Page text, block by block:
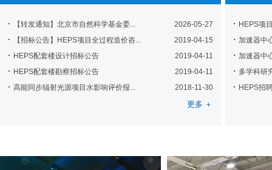
【转发通知】北京市自然科学基金委...
2026-05-27
【招标公告】HEPS项目全过程造价咨...
2019-04-15
HEPS配套楼设计招标公告
2019-04-11
HEPS配套楼勘察招标公告
2019-04-11
高能同步辐射光源项目水影响评价报...
2018-11-30
更多 ＋
HEPS项
加速器中
加速器中
多学科研
HEPS招